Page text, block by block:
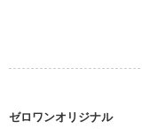
ゼロワンオリジナル